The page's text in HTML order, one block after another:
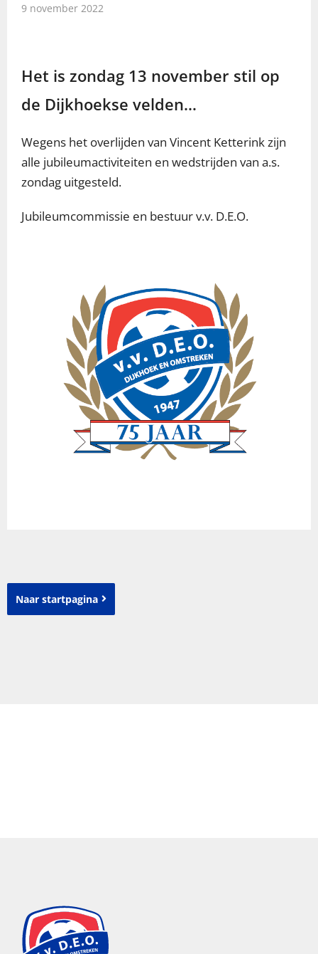
9 november 2022
Het is zondag 13 november stil op
de Dijkhoekse velden…
Wegens het overlijden van Vincent Ketterink zijn
alle jubileumactiviteiten en wedstrijden van a.s.
zondag uitgesteld.
Jubileumcommissie en bestuur v.v. D.E.O.
Naar startpagina